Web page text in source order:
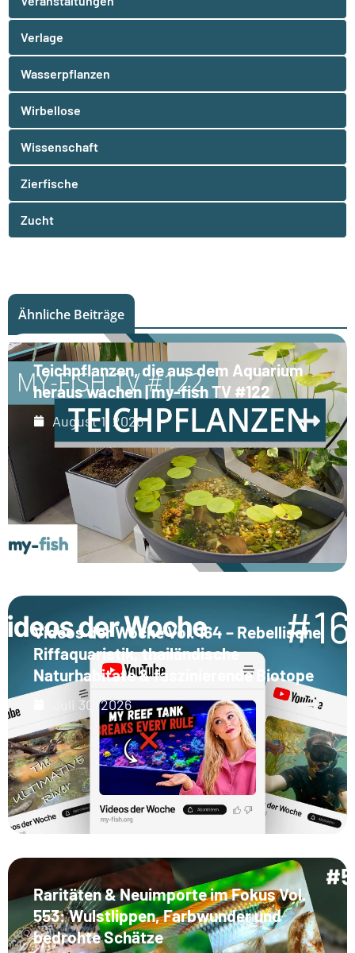
Verlage
Wasserpflanzen
Wirbellose
Wissenschaft
Zierfische
Zucht
Ähnliche Beiträge
Teichpflanzen, die aus dem Aquarium
heraus wachen | my-fish TV #122
August 1, 2026
Videos der Woche Vol. 164 – Rebellische
Riffaquaristik, thailändische
Naturhabitate & faszinierende Biotope
Juli 30, 2026
Raritäten & Neuimporte im Fokus Vol.
553: Wulstlippen, Farbwunder und
bedrohte Schätze